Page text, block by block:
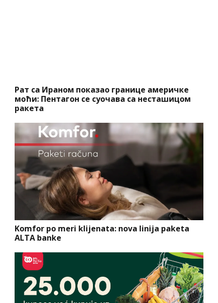
Рат са Ираном показао границе америчке
моћи: Пентагон се суочава са несташицом
ракета
Komfor po meri klijenata: nova linija paketa
ALTA banke